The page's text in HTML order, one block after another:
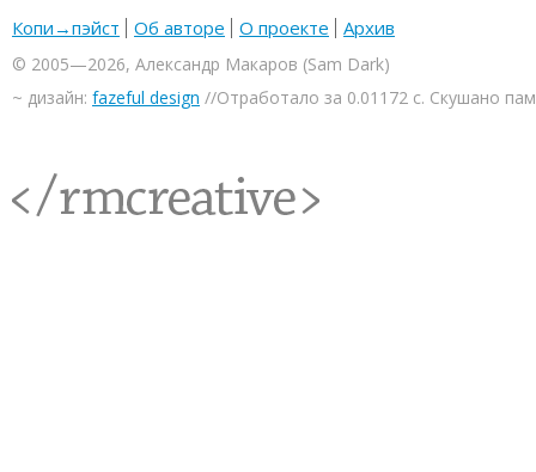
Копи→пэйст Об авторе О проекте Архив
© 2005—2026, Александр Макаров (Sam Dark)
~ дизайн: fazeful design //Отработало за 0.01172 с. Скушано
<rmcreative/>